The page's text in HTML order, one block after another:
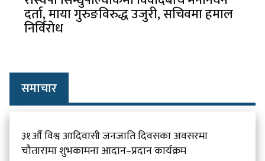
दर्ता, माया गुरुङविरुद्ध उजुरी, सचिवमा हमाल
निर्विरोध
समाचार
३१औँ विश्व आदिवासी जनजाति दिवसका अवसरमा
चौतारामा शुभकामना आदान–प्रदान कार्यक्रम